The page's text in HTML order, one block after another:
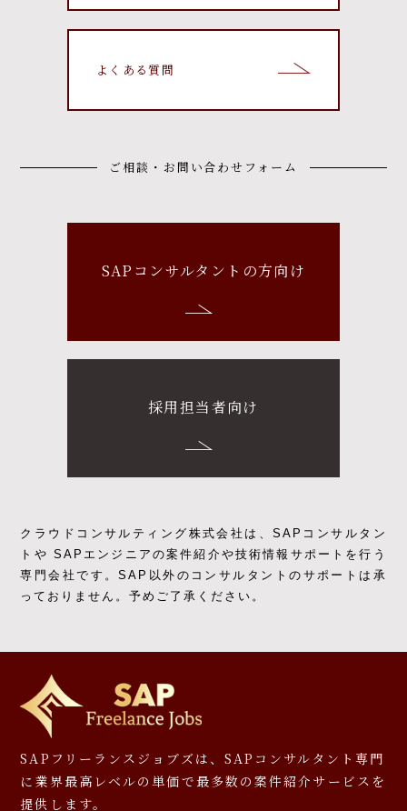
よくある質問
ご相談・お問い合わせフォーム
SAPコンサルタントの方向け
採用担当者向け
クラウドコンサルティング株式会社は、SAPコンサルタン
トや SAPエンジニアの案件紹介や技術情報サポートを行う
専門会社です。SAP以外のコンサルタントのサポートは承
っておりません。予めご了承ください。
SAPフリーランスジョブズは、SAPコンサルタント専門
に 業界最高レベルの単価で最多数の案件紹介サービスを
提供します。